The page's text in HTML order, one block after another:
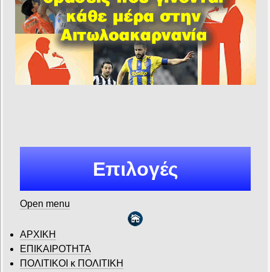
Επιλογές
Open menu
ΑΡΧΙΚΗ
ΕΠΙΚΑΙΡΟΤΗΤΑ
ΠΟΛΙΤΙΚΟΙ κ ΠΟΛΙΤΙΚΗ